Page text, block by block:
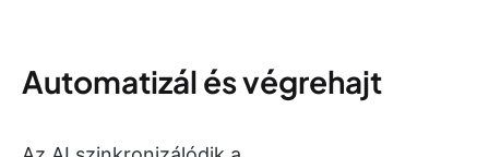
Automatizál és végrehajt